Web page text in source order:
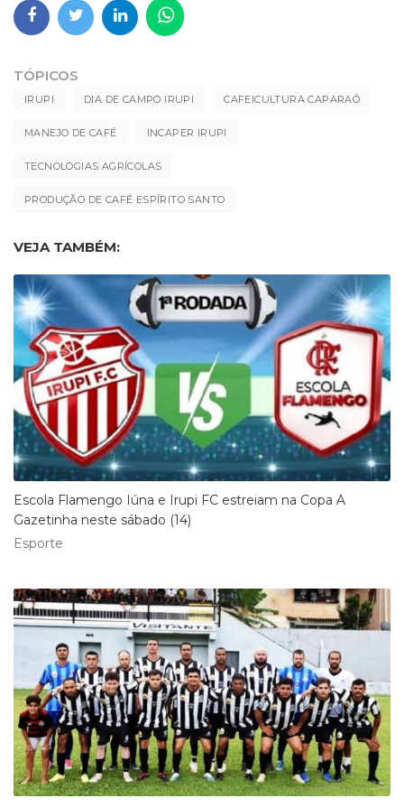
TÓPICOS
IRUPI DIA DE CAMPO IRUPI CAFEICULTURA CAPARAÓ
MANEJO DE CAFÉ INCAPER IRUPI
TECNOLOGIAS AGRÍCOLAS
PRODUÇÃO DE CAFÉ ESPÍRITO SANTO
VEJA TAMBÉM:
Escola Flamengo Iúna e Irupi FC estreiam na Copa A
Gazetinha neste sábado (14)
Esporte